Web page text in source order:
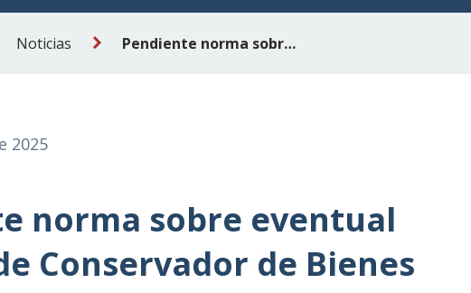
Noticias Pendiente norma sobre eventual división de Conservador de Bienes Raíces de Santiago
2025
norma sobre eventual
Conservador de Bienes